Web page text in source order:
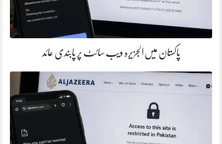
پاکستان میں‌الجزیرہ ویب سائٹ پر پابندی عائد